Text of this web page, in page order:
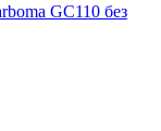
GC110 без